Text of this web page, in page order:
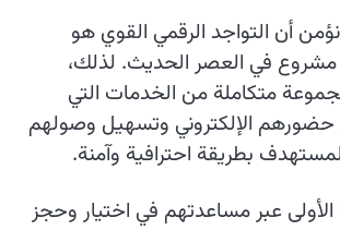
أن التواجد الرقمي القوي هو
في العصر الحديث. لذلك،
متكاملة من الخدمات التي
حضورهم الإلكتروني وتسهيل وصولهم
بطريقة احترافية وآمنة.
عبر مساعدتهم في اختيار وحجز